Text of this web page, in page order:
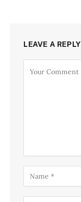
LEAVE A REPLY